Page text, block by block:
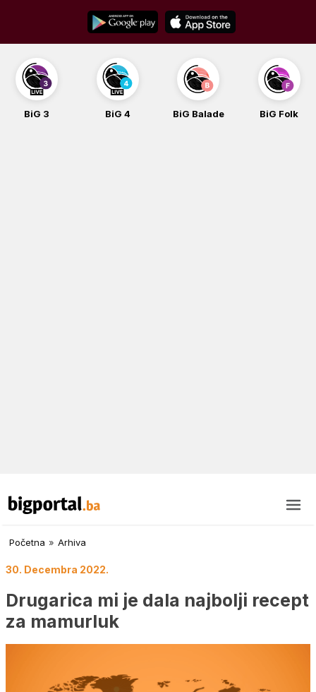
content
BiG 3 BiG 4 BiG Balade BiG Folk
Početna » Arhiva
30. Decembra 2022.
Drugarica mi je dala najbolji recept
za mamurluk